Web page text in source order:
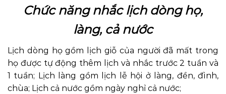
Chức năng nhắc lịch dòng họ,
làng, cả nước
Lịch dòng họ gồm lịch giỗ của người đã mất trong
họ được tự động thêm lịch và nhắc trước 2 tuần và
1 tuần; Lịch làng gồm lịch lễ hội ở làng, đền, đình,
chùa; Lịch cả nước gồm ngày nghỉ cả nước;